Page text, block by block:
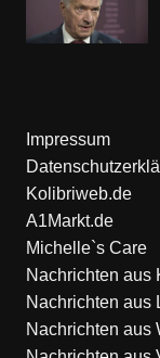
Impressum
Kolibriweb.de
A1Markt.de
Michelle`s Care
Nachrichten aus
Nachrichten aus
Nachrichten aus